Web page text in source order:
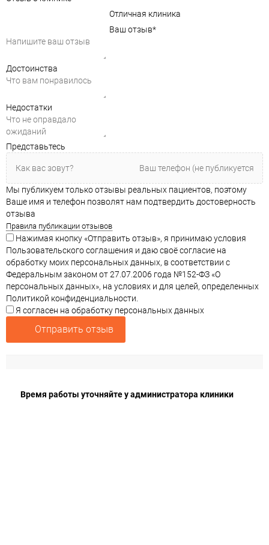
Отличная клиника
Ваш отзыв*
Достоинства
Недостатки
Представьтесь
Мы публикуем только отзывы реальных пациентов, поэтому
Ваше имя и телефон позволят нам подтвердить достоверность
отзыва
Правила публикации отзывов
Нажимая кнопку «Отправить отзыв», я принимаю условия
Пользовательского соглашения и даю своё согласие на
обработку моих персональных данных, в соответствии с
Федеральным законом от 27.07.2006 года №152-ФЗ «О
персональных данных», на условиях и для целей, определенных
Политикой конфиденциальности.
Я согласен на обработку персональных данных
Отправить отзыв
Время работы уточняйте у администратора клиники